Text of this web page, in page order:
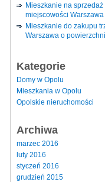
Mieszkanie na
miejscowości
Mieszkanie do zakupu
Warszawa o
Kategorie
Domy w Opolu
Mieszkania w Opolu
Opolskie nieruchomości
Archiwa
marzec 2016
luty 2016
styczeń 2016
grudzień 2015